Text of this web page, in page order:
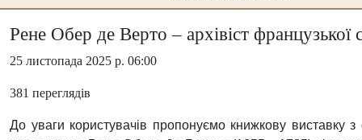
Рене Обер де Верто – архівіст
25 листопада 2025 р. 06:00
381 переглядів
До уваги користувачів пропонуємо книжкову виставку